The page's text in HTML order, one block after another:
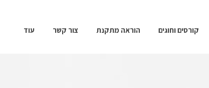
קורסים וחוגים הוראה מתקנת צור קשר עוד